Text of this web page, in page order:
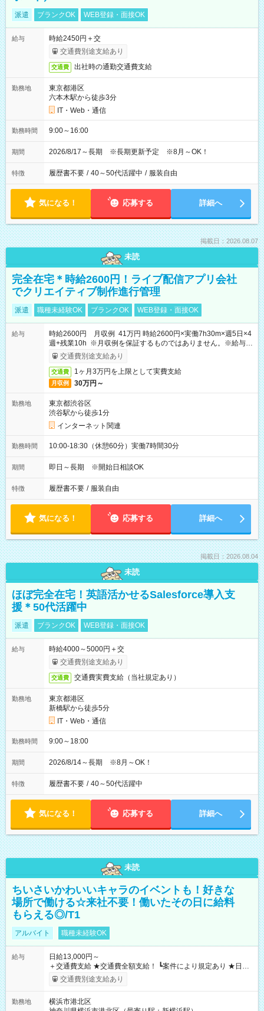
派遣 ブランクOK WEB登録・面接OK
給与
時給2450円＋交
交通費別途支給あり
交通費 出社時の通勤交通費支給
勤務地
東京都港区
六本木駅から徒歩3分
IT・Web・通信
勤務時間 9:00～16:00
期間 2026/8/17～長期 ※長期更新予定 ※8月～OK！
特徴 履歴書不要 / 40～50代活躍中 / 服装自由
気になる！ 応募する 詳細へ
掲載日：2026.08.07
未読
完全在宅＊時給2600円！ライブ配信アプリ会社
でクリエイティブ制作進行管理
派遣 職種未経験OK ブランクOK WEB登録・面接OK
給与
時給2600円 月収例 41万円 時給2600円×実働7h30m×週5日×4
週+残業10h ※月収例を保証するものではありません。※給与即
受取りサービス利用可（利用条件有）
交通費別途支給あり
交通費 1ヶ月3万円を上限として実費支給
月収例 30万円～
勤務地
東京都渋谷区
渋谷駅から徒歩1分
インターネット関連
勤務時間 10:00-18:30（休憩60分）実働7時間30分
期間 即日～長期 ※開始日相談OK
特徴 履歴書不要 / 服装自由
気になる！ 応募する 詳細へ
掲載日：2026.08.04
未読
ほぼ完全在宅！英語活かせるSalesforce導入支
援＊50代活躍中
派遣 ブランクOK WEB登録・面接OK
給与
時給4000～5000円＋交
交通費別途支給あり
交通費 交通費実費支給（当社規定あり）
勤務地
東京都港区
新橋駅から徒歩5分
IT・Web・通信
勤務時間 9:00～18:00
期間 2026/8/14～長期 ※8月～OK！
特徴 履歴書不要 / 40～50代活躍中
気になる！ 応募する 詳細へ
未読
ちいさいかわいいキャラのイベントも！好きな
場所で働ける☆来社不要！働いたその日に給料
もらえる◎/T1
アルバイト 職種未経験OK
給与
日給13,000円～
＋交通費支給 ★交通費全額支給！ ┗案件により規定あり ★日払
いOK！（規定あり） ┗働いたその日に現金GET♪ お仕事後はコ
ンビニATMから 日払い分を引き落とせます！ 【試用期間】試
交通費別途支給あり
勤務地
横浜市港北区